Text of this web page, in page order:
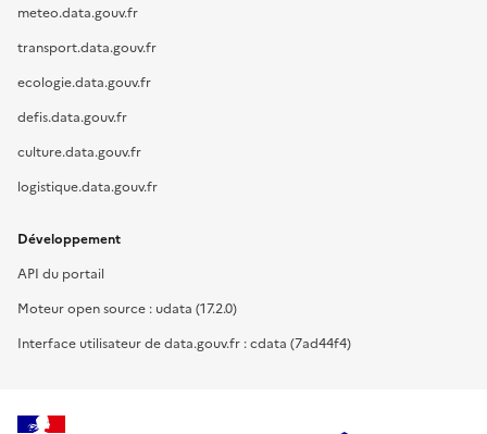
meteo.data.gouv.fr
transport.data.gouv.fr
ecologie.data.gouv.fr
defis.data.gouv.fr
culture.data.gouv.fr
logistique.data.gouv.fr
Développement
API du portail
Moteur open source : udata (17.2.0)
Interface utilisateur de data.gouv.fr : cdata (7ad44f4)